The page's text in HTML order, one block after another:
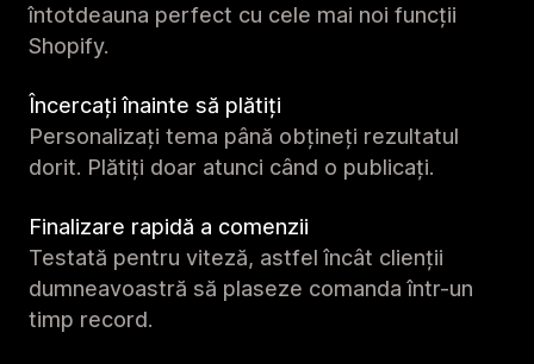
întotdeauna perfect cu cele mai noi funcții
Shopify.
Încercați înainte să plătiți
Personalizați tema până obțineți rezultatul
dorit. Plătiți doar atunci când o publicați.
Finalizare rapidă a comenzii
Testată pentru viteză, astfel încât clienții
dumneavoastră să plaseze comanda într-un
timp record.